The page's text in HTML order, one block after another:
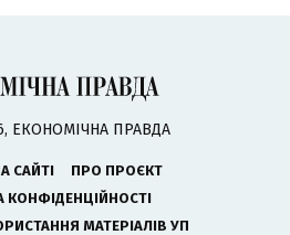
ЕКОНОМІЧНА ПРАВДА
САЙТІ
ПРО ПРОЄКТ
КОНФІДЕНЦІЙНОСТІ
МАТЕРІАЛІВ УП